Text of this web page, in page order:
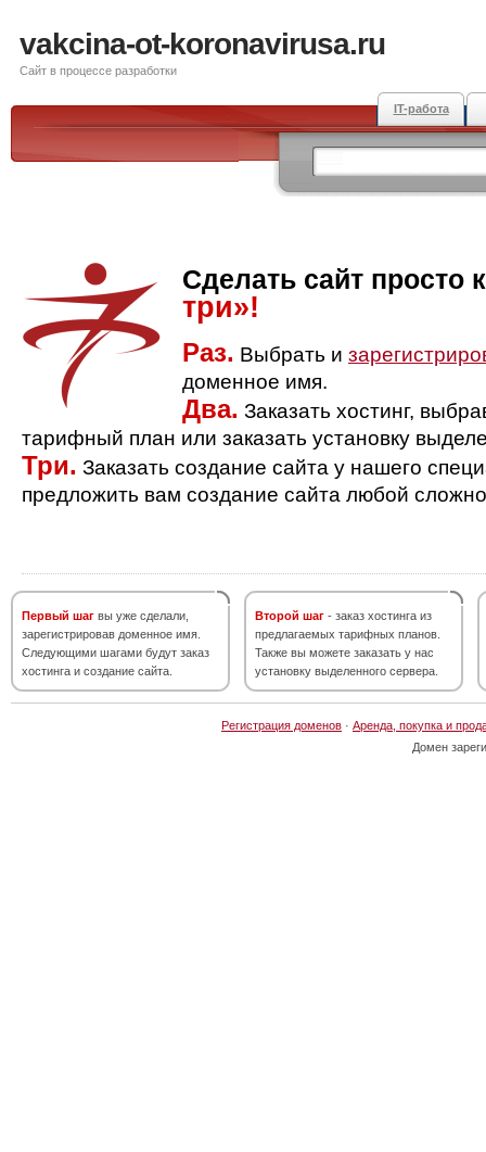
vakcina-ot-koronavirusa.ru
Сайт в процессе разработки
IT-работа
Сделать сайт просто
три»!
Раз. Выбрать и
доменное имя.
Два. Заказать хостинг,
тарифный план или заказать установку
Три. Заказать создание сайта у нашего
предложить вам создание сайта любой
Первый шаг вы уже сделали,
зарегистрировав доменное имя.
Следующими шагами будут заказ
хостинга и создание сайта.
Второй шаг - заказ хостинга из
предлагаемых тарифных планов.
Также вы можете заказать у нас
установку выделенного сервера.
Регистрация доменов · Аренда, покупка и
Домен